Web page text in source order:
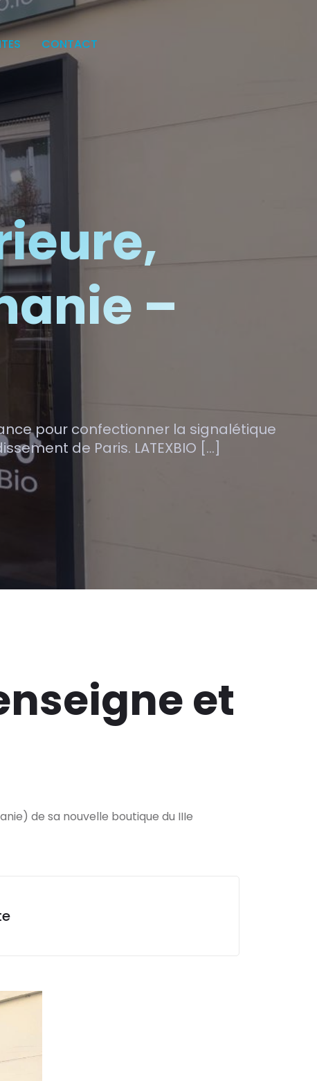
CONTACT
–
pour confectionner la signalétique
de Paris. LATEXBIO […]
et
de sa nouvelle boutique du IIIe